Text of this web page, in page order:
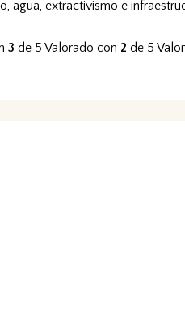
agua, extractivismo e
3 de 5 Valorado con 2 de 5